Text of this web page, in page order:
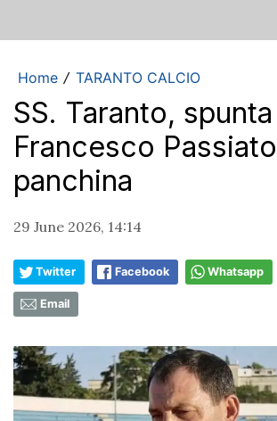
Home / TARANTO CALCIO
SS. Taranto,
Francesco
panchina
29 June 2026, 14:14
Twitter Facebook Whatsapp
Email